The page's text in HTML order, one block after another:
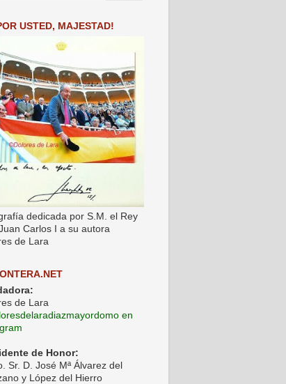
USTED, MAJESTAD!
dedicada por S.M. el Rey
Carlos I a su autora
de Lara
de Lara
en
de Honor:
Sr. D. José Mª Álvarez del
y López del Hierro